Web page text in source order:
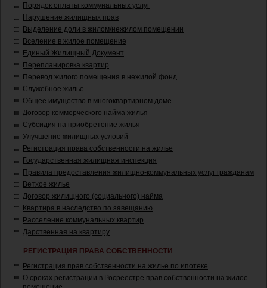
Порядок оплаты коммунальных услуг
Нарушение жилищных прав
Выделение доли в жилом/нежилом помещении
Вселение в жилое помещение
Единый Жилищный Документ
Перепланировка квартир
Перевод жилого помещения в нежилой фонд
Служебное жилье
Общее имущество в многоквартирном доме
Договор коммерческого найма жилья
Субсидия на приобретение жилья
Улучшение жилищных условий
Регистрация права собственности на жилье
Государственная жилищная инспекция
Правила предоставления жилищно-коммунальных услуг гражданам
Ветхое жилье
Договор жилищного (социального) найма
Квартира в наследство по завещанию
Расселение коммунальных квартир
Дарственная на квартиру
РЕГИСТРАЦИЯ ПРАВА СОБСТВЕННОСТИ
Регистрация прав собственности на жилье по ипотеке
О сроках регистрации в Росреестре прав собственности на жилое